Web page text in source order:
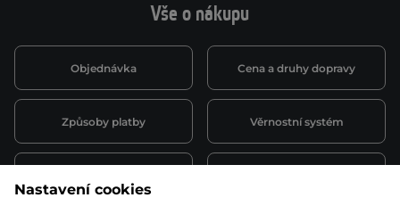
Vše o nákupu
Objednávka Cena a druhy dopravy
Způsoby platby Věrnostní systém
Nastavení cookies